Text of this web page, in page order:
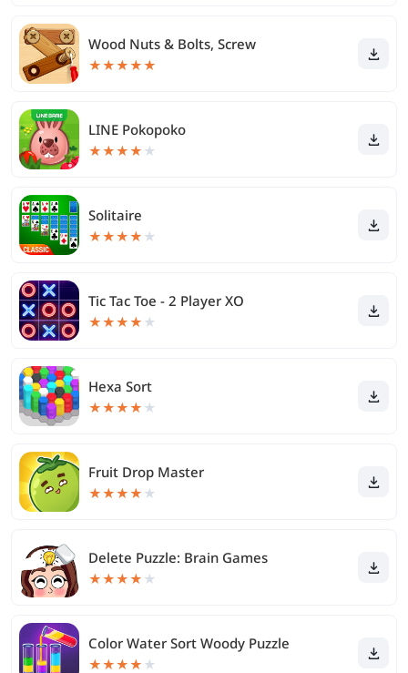
Wood Nuts & Bolts, Screw
★★★★★
LINE Pokopoko
★★★★ ★
Solitaire
★★★★ ★
Tic Tac Toe - 2 Player XO
★★★★ ★
Hexa Sort
★★★★ ★
Fruit Drop Master
★★★★ ★
Delete Puzzle: Brain Games
★★★★ ★
Color Water Sort Woody Puzzle
★★★★ ★